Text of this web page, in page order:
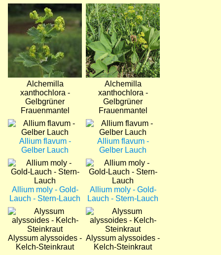
Bild
Alchemilla
xanthochlora -
Gelbgrüner
Frauenmantel
Bild
Alchemilla
xanthochlora -
Gelbgrüner
Frauenmantel
Bild
Allium flavum -
Gelber Lauch
Bild
Allium flavum -
Gelber Lauch
Bild
Allium moly - Gold-
Lauch - Stern-Lauch
Bild
Allium moly - Gold-
Lauch - Stern-Lauch
Bild
Alyssum alyssoides -
Kelch-Steinkraut
Bild
Alyssum alyssoides -
Kelch-Steinkraut